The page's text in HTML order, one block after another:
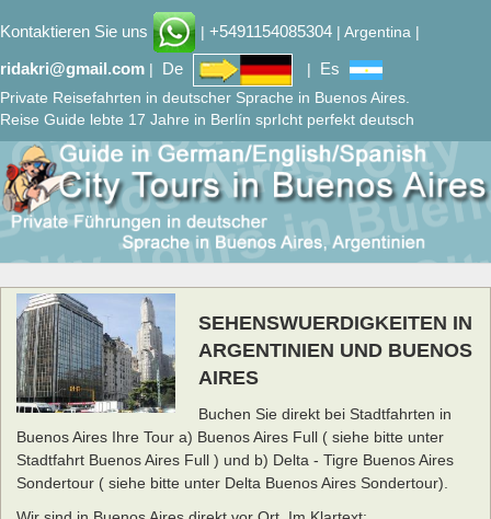
Kontaktieren Sie uns | +5491154085304 | Argentina |
ridakri@gmail.com | De | Es
Private Reisefahrten in deutscher Sprache in Buenos Aires.
Reise Guide lebte 17 Jahre in Berlín sprIcht perfekt deutsch
SEHENSWUERDIGKEITEN IN
ARGENTINIEN UND BUENOS
AIRES
Buchen Sie direkt bei Stadtfahrten in
Buenos Aires Ihre Tour a) Buenos Aires Full ( siehe bitte unter
Stadtfahrt Buenos Aires Full ) und b) Delta - Tigre Buenos Aires
Sondertour ( siehe bitte unter Delta Buenos Aires Sondertour).